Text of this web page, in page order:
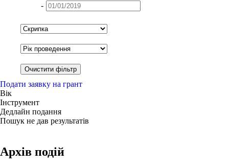
-
Подати заявку на грант
Вік
Інструмент
Дедлайн подання
Пошук не дав результатів
Архів подій